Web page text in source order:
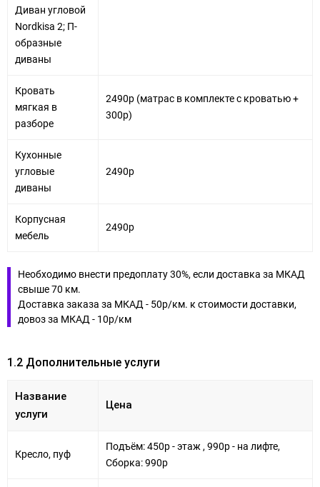
Диван угловой
Nordkisa 2; П-
образные
диваны
Кровать
мягкая в
разборе
2490р (матрас в комплекте с кроватью +
300р)
Кухонные
угловые
диваны
2490р
Корпусная
мебель
2490р
Необходимо внести предоплату 30%, если доставка за МКАД
свыше 70 км.
Доставка заказа за МКАД - 50р/км. к стоимости доставки,
довоз за МКАД - 10р/км
1.2 Дополнительные услуги
Название
услуги
Цена
Кресло, пуф
Подъём: 450р - этаж , 990р - на лифте,
Сборка: 990р